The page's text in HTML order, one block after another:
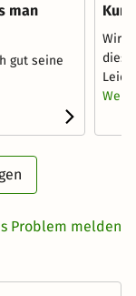
man
gut seine
Wir
Problem melden